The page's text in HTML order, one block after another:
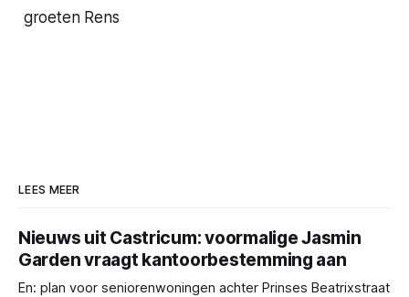
groeten Rens
LEES MEER
Nieuws uit Castricum: voormalige Jasmin
Garden vraagt kantoorbestemming aan
En: plan voor seniorenwoningen achter Prinses Beatrixstraat